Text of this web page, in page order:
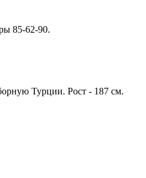
85-62-90.
Турции. Рост - 187 см.